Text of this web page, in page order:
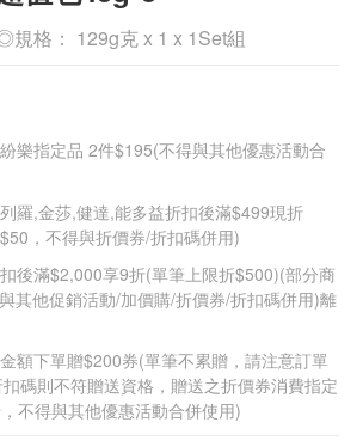
規格： 129g克 x 1 x 1Set組
樂指定品 2件$195(不得與其他優惠活動合
羅,金莎,健達,能多益折扣後滿$499現折
，不得與折價券/折扣碼併用)
後滿$2,000享9折(單筆上限折$500)(部分商
其他促銷活動/加價購/折價券/折扣碼併用)離
額下單贈$200券(單筆不累贈，請注意訂單
碼則不符贈送資格，贈送之折價券消費指定
不得與其他優惠活動合併使用)